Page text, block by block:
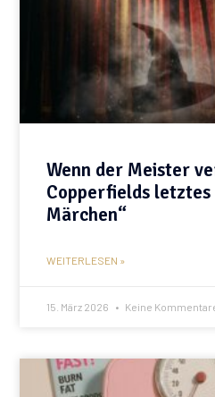
Wenn der Meister
Copperfields letztes
Märchen“
WEITERLESEN »
15. März 2026 Keine